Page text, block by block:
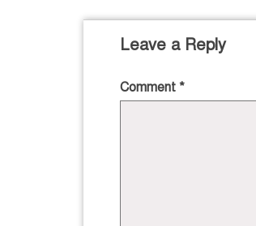
Leave a Reply
Comment *